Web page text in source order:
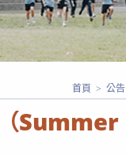
Summer
首頁 > 公告